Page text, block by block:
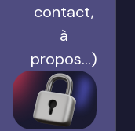
contact,
à
propos…)